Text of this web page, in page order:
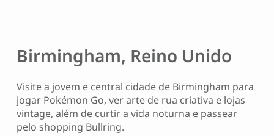
Birmingham, Reino Unido
Visite a jovem e central cidade de Birmingham para
jogar Pokémon Go, ver arte de rua criativa e lojas
vintage, além de curtir a vida noturna e passear
pelo shopping Bullring.